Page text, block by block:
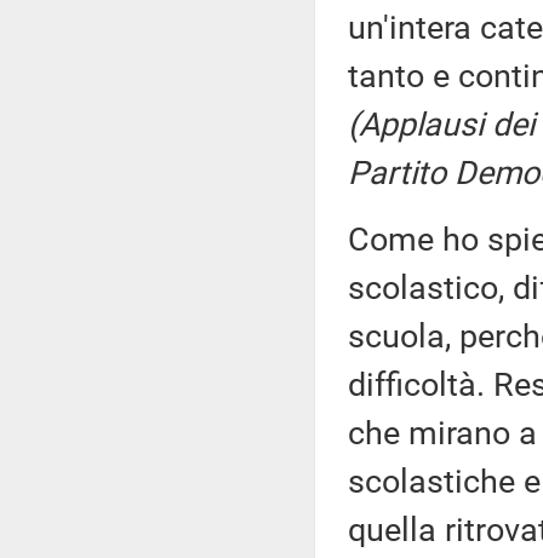
un'intera
tanto e
(Applausi
Partito
Come ho
scolastico,
scuola,
difficoltà.
che mirano
scolastiche
quella